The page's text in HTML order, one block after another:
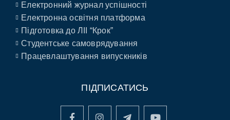
Електронний журнал успішності
Електронна освітня платформа
Підготовка до ЛІІ “Крок”
Студентське самоврядування
Працевлаштування випускників
ПІДПИСАТИСЬ